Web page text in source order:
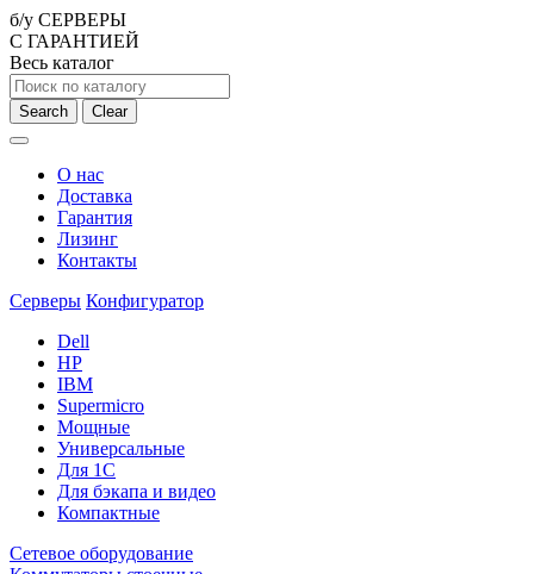
б/у СЕРВЕРЫ
С ГАРАНТИЕЙ
Весь каталог
Search Clear
О нас
Доставка
Гарантия
Лизинг
Контакты
Серверы Конфигуратор
Dell
HP
IBM
Supermicro
Мощные
Универсальные
Для 1С
Для бэкапа и видео
Компактные
Сетевое оборудование